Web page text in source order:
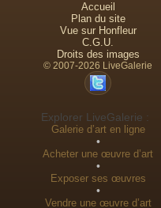
Accueil
Plan du site
Vue sur Honfleur
C.G.U.
Droits des images
© 2007-2026 LiveGalerie
Explorer LiveGalerie :
Galerie d’art en ligne
•
Acheter une œuvre d’art
•
Exposer ses œuvres
•
Vendre une œuvre d’art